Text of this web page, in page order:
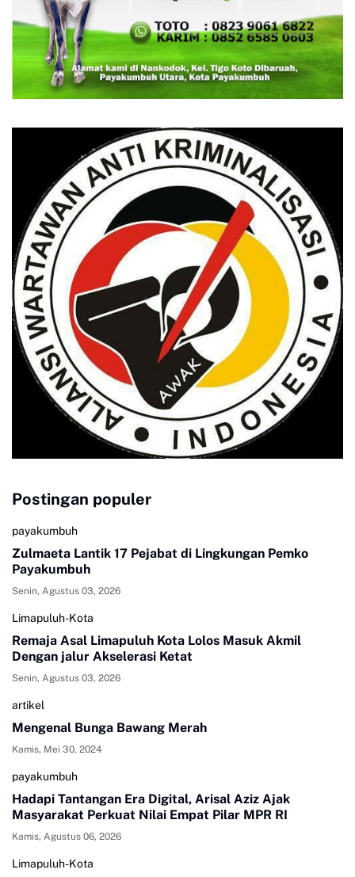
Postingan populer
payakumbuh
Zulmaeta Lantik 17 Pejabat di Lingkungan Pemko
Payakumbuh
Senin, Agustus 03, 2026
Limapuluh-Kota
Remaja Asal Limapuluh Kota Lolos Masuk Akmil
Dengan jalur Akselerasi Ketat
Senin, Agustus 03, 2026
artikel
Mengenal Bunga Bawang Merah
Kamis, Mei 30, 2024
payakumbuh
Hadapi Tantangan Era Digital, Arisal Aziz Ajak
Masyarakat Perkuat Nilai Empat Pilar MPR RI
Kamis, Agustus 06, 2026
Limapuluh-Kota